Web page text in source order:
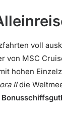
voll
von MSC
hohen
IIdie